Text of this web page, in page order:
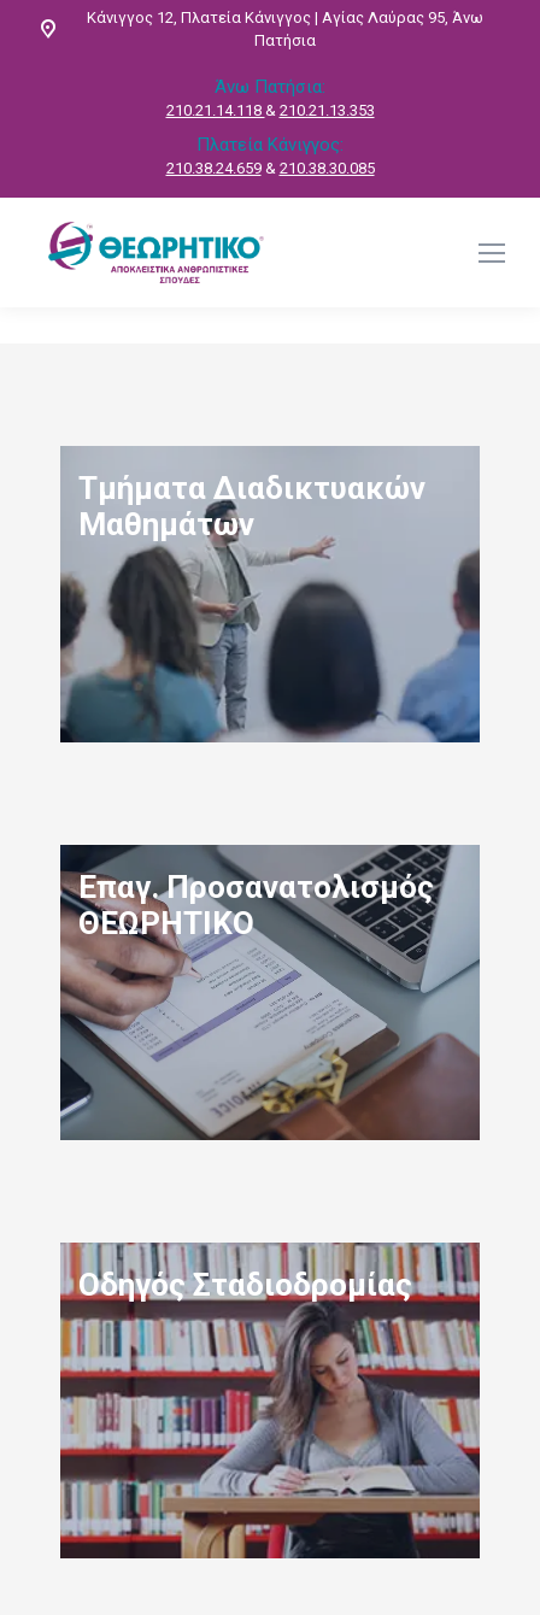
Κάνιγγος 12, Πλατεία Κάνιγγος | Αγίας Λαύρας 95, Άνω
Πατήσια
Άνω Πατήσια:
210.21.14.118 & 210.21.13.353
Πλατεία Κάνιγγος:
210.38.24.659& 210.38.30.085
Τμήματα Διαδικτυακών
Μαθημάτων
Επαγ. Προσανατολισμός
ΘΕΩΡΗΤΙΚΟ
Οδηγός Σταδιοδρομίας